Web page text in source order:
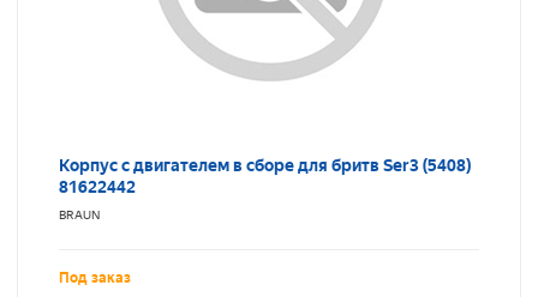
Корпус с двигателем в сборе для бритв Ser3 (5408)
81622442
BRAUN
Под заказ